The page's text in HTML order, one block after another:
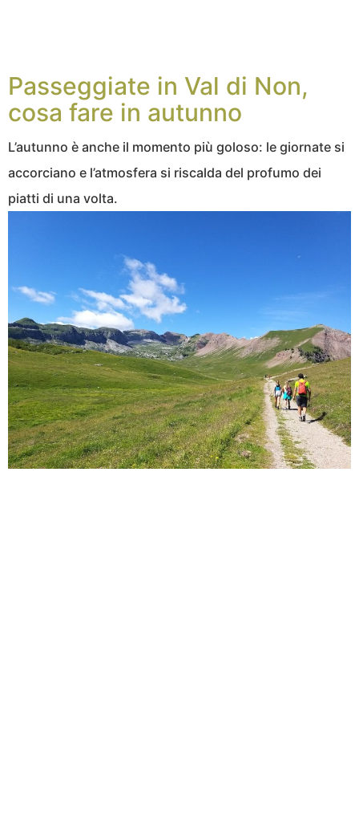
Passeggiate in Val di Non,
cosa fare in autunno
L’autunno è anche il momento più goloso: le giornate si
accorciano e l’atmosfera si riscalda del profumo dei
piatti di una volta.